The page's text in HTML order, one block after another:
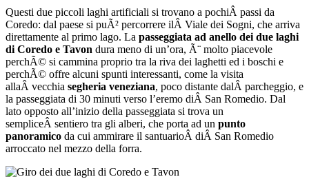
Questi due piccoli laghi artificiali si trovano a pochiÂ passi da
Coredo: dal paese si puÃ² percorrere ilÂ Viale dei Sogni, che arriva
direttamente al primo lago. La passeggiata ad anello dei due laghi
di Coredo e Tavon dura meno di un’ora, Ã¨ molto piacevole
perchÃ© si cammina proprio tra la riva dei laghetti ed i boschi e
perchÃ© offre alcuni spunti interessanti, come la visita
allaÂ vecchia segheria veneziana, poco distante dalÂ parcheggio, e
la passeggiata di 30 minuti verso l’eremo diÂ San Romedio. Dal
lato opposto all’inizio della passeggiata si trova un
sempliceÂ sentiero tra gli alberi, che porta ad un punto
panoramico da cui ammirare il santuarioÂ diÂ San Romedio
arroccato nel mezzo della forra.